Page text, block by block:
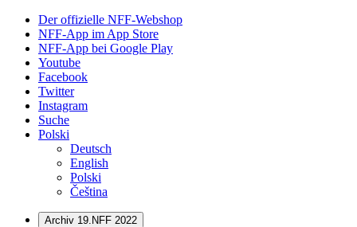
Der offizielle NFF-Webshop
NFF-App im App Store
NFF-App bei Google Play
Youtube
Facebook
Twitter
Instagram
Suche
Polski
Deutsch
English
Polski
Čeština
Archiv 19.NFF 2022